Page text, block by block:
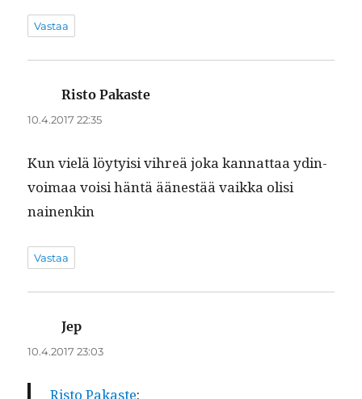
Vastaa
Risto Pakaste
10.4.2017 22:35
Kun vielä löy­ty­isi vihreä joka kan­nat­taa ydin­
voimaa voisi hän­tä äänestää vaik­ka olisi
nainenkin
Vastaa
Jep
10.4.2017 23:03
Ris­to Pakaste: